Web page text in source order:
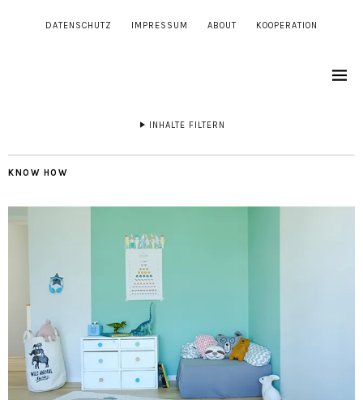
DATENSCHUTZ IMPRESSUM ABOUT KOOPERATION
INHALTE FILTERN
KNOW HOW